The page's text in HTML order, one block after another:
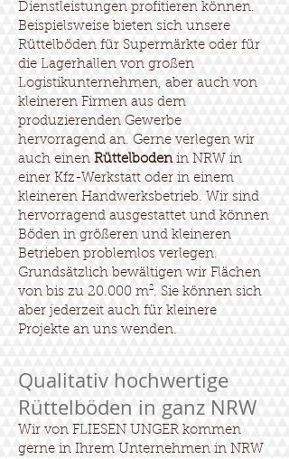
Dienstleistungen profitieren können.
Beispielsweise bieten sich unsere
Rüttelböden für Supermärkte oder für
die Lagerhallen von großen
Logistikunternehmen, aber auch von
kleineren Firmen aus dem
produzierenden Gewerbe
hervorragend an. Gerne verlegen wir
auch einen Rüttelboden in NRW in
einer Kfz-Werkstatt oder in einem
kleineren Handwerksbetrieb. Wir sind
hervorragend ausgestattet und können
Böden in größeren und kleineren
Betrieben problemlos verlegen.
Grundsätzlich bewältigen wir Flächen
von bis zu 20.000 m². Sie können sich
aber jederzeit auch für kleinere
Projekte an uns wenden.
Qualitativ hochwertige
Rüttelböden in ganz NRW
Wir von FLIESEN UNGER kommen
gerne in Ihrem Unternehmen in NRW